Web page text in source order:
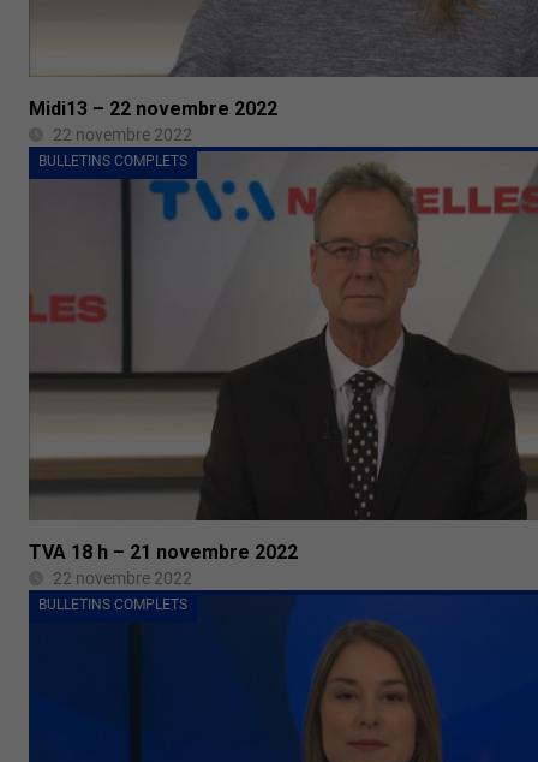
Midi13 – 22 novembre 2022
22 novembre 2022
BULLETINS COMPLETS
TVA 18 h – 21 novembre 2022
22 novembre 2022
BULLETINS COMPLETS